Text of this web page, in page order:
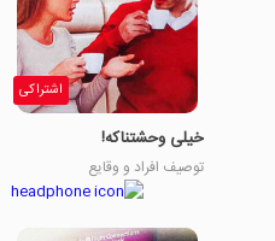
اشتراکی
خیلی وحشتناکه!
توصیف افراد و وقایع